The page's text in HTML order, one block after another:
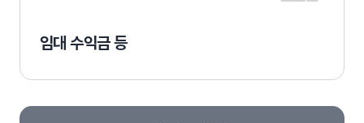
임대 수익금 등